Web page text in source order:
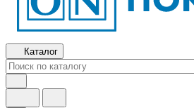
Каталог